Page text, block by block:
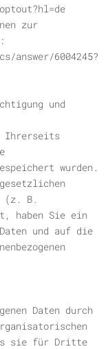
zur
6004245?
und
Ihrerseits
wurden.
(z. B.
haben Sie ein
und auf die
Daten durch
sie für Dritte